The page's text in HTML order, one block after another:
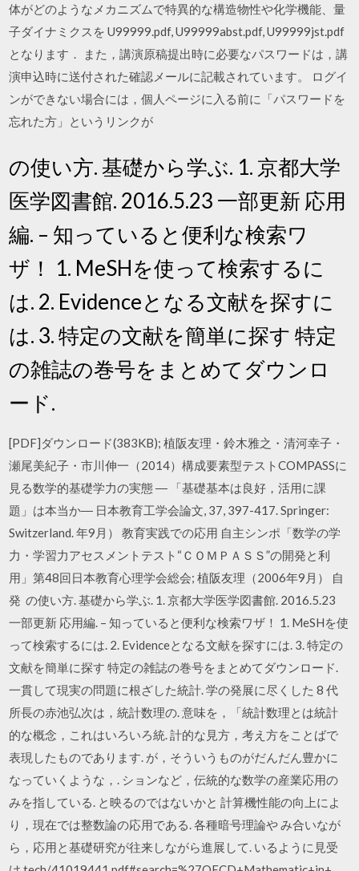
体がどのようなメカニズムで特異的な構造物性や化学機能、量
子ダイナミクスを U99999.pdf, U99999abst.pdf, U99999jst.pdf
となります． また，講演原稿提出時に必要なパスワードは，講
演申込時に送付された確認メールに記載されています。 ログイ
ンができない場合には，個人ページに入る前に「パスワードを
忘れた方」というリンクが
の使い方. 基礎から学ぶ. 1. 京都大学
医学図書館. 2016.5.23 一部更新 応用
編. – 知っていると便利な検索ワ
ザ！ 1. MeSHを使って検索するに
は. 2. Evidenceとなる文献を探すに
は. 3. 特定の文献を簡単に探す 特定
の雑誌の巻号をまとめてダウンロ
ード.
[PDF]ダウンロード(383KB); 植阪友理・鈴木雅之・清河幸子・
瀬尾美紀子・市川伸一（2014）構成要素型テストCOMPASSに
見る数学的基礎学力の実態 ― 「基礎基本は良好，活用に課
題」は本当か― 日本教育工学会論文, 37, 397-417. Springer:
Switzerland. 年9月） 教育実践での応用 自主シンポ「数学の学
力・学習力アセスメントテスト“ＣＯＭＰＡＳＳ”の開発と利
用」第48回日本教育心理学会総会; 植阪友理（2006年9月） 自
発 の使い方. 基礎から学ぶ. 1. 京都大学医学図書館. 2016.5.23
一部更新 応用編. – 知っていると便利な検索ワザ！ 1. MeSHを使
って検索するには. 2. Evidenceとなる文献を探すには. 3. 特定の
文献を簡単に探す 特定の雑誌の巻号をまとめてダウンロード.
一貫して現実の問題に根ざした統計. 学の発展に尽くした 8 代
所長の赤池弘次は，統計数理の. 意味を，「統計数理とは統計
的な概念，これはいろいろ統. 計的な見方，考え方をことばで
表現したものであります. が，そういうものがだんだん豊かに
なっていくような，. ションなど，伝統的な数学の産業応用の
みを指している. と映るのではないかと 計算機性能の向上によ
り，現在では整数論の応用である. 各種暗号理論や み合いなが
ら，応用と基礎研究が往来しながら進展して. いるように見受